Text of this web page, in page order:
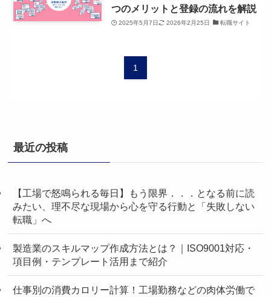
つのメリットと登録の流れを解説
2025年5月7日 2026年2月25日 転職サイト
1
最近の投稿
【工場で怒鳴られる毎日】もう限界．．．となる前に読
みたい、理不尽な現場から心を守る行動と「失敗しない
転職」へ
製造業のスキルマップ作成方法とは？｜ISO9001対応・
項目例・テンプレート活用まで紹介
仕事別の消費カロリー計算！工場勤務などの肉体労働で